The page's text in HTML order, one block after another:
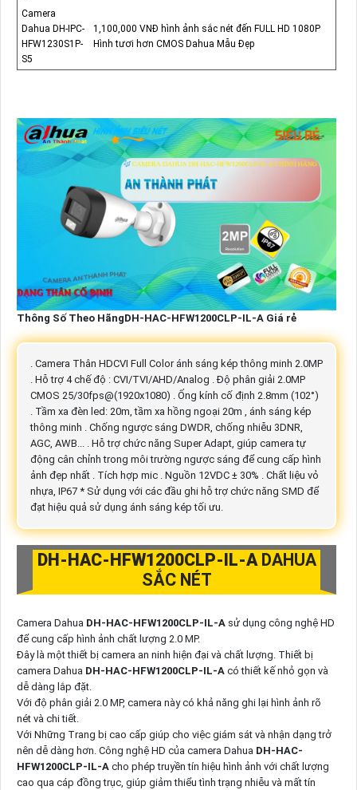
Camera
Dahua DH-IPC-
HFW1230S1P-
S5
1,100,000 VNĐ hình ảnh sắc nét đến FULL HD 1080P
Hình tươi hơn CMOS Dahua Mẫu Đẹp
Thông Số Theo HãngDH-HAC-HFW1200CLP-IL-A Giá rẻ
. Camera Thân HDCVI Full Color ánh sáng kép thông minh 2.0MP
. Hỗ trợ 4 chế độ : CVI/TVI/AHD/Analog . Độ phân giải 2.0MP
CMOS 25/30fps@(1920x1080) . Ống kính cố định 2.8mm (102°)
. Tầm xa đèn led: 20m, tầm xa hồng ngoại 20m , ánh sáng kép
thông minh . Chống ngược sáng DWDR, chống nhiễu 3DNR,
AGC, AWB... . Hỗ trợ chức năng Super Adapt, giúp camera tự
động cân chỉnh trong môi trường ngược sáng để cung cấp hình
ảnh đẹp nhất . Tích hợp mic . Nguồn 12VDC ± 30% . Chất liệu vỏ
nhựa, IP67 * Sử dụng với các đầu ghi hỗ trợ chức năng SMD để
đạt hiệu quả sử dụng ánh sáng kép tối ưu.
DH-HAC-HFW1200CLP-IL-ADAHUA
SẮC NÉT
Camera Dahua DH-HAC-HFW1200CLP-IL-Asử dụng công nghệ HD
để cung cấp hình ảnh chất lượng 2.0 MP.
Đây là một thiết bị camera an ninh hiện đại và chất lượng. Thiết bị
camera Dahua DH-HAC-HFW1200CLP-IL-Acó thiết kế nhỏ gọn và
dễ dàng lắp đặt.
Với độ phân giải 2.0 MP, camera này có khả năng ghi lại hình ảnh rõ
nét và chi tiết.
Với Những Trang bị cao cấp giúp cho việc giám sát và nhận dạng trở
nên dễ dàng hơn. Công nghệ HD của camera Dahua DH-HAC-
HFW1200CLP-IL-Acho phép truyền tín hiệu hình ảnh với chất lượng
cao qua cáp đồng trục, giúp giảm thiểu tình trạng nhiễu và mất tín